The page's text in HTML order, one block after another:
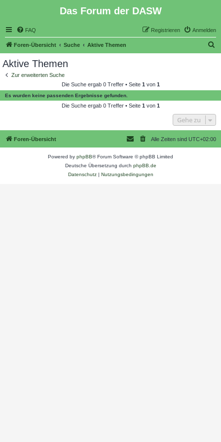
Das Forum der DASW
FAQ Anmelden
Registrieren
Foren-Übersicht Suche Aktive Themen
e
Aktive Themen
Zur erweiterten Suche
Die Suche ergab 0 Treffer • Seite 1 von 1
Es wurden keine passenden Ergebnisse gefunden.
Die Suche ergab 0 Treffer • Seite 1 von 1
Gehe zu
Foren-Übersicht Alle Zeiten sind UTC+02:00
Powered by phpBB® Forum Software © phpBB Limited
Deutsche Übersetzung durch phpBB.de
Datenschutz| Nutzungsbedingungen